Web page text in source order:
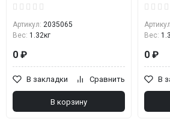
Артикул: 2035065
Вес: 1.32кг
0 ₽
В закладки Сравнить
В корзину
Вес:
0 ₽
В